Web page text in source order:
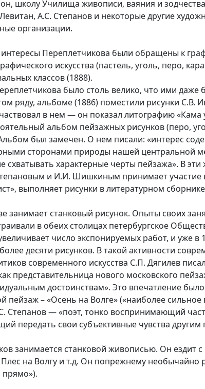
школу Училища живописи, ваяния и
А.С. Степанов и некоторые другие
организации.
Переплетчикова были обращены к
искусства (пастель, уголь, перо,
классов (1888).
было столь велико, что ими даже
ряду, альбоме (1886) поместили рисунки С.В.
в нем — он показал литографию «Кама
альбом пейзажных рисунков (перо,
был замечен. О нем писали: «интерес
сторонами природы нашей центральной
схватывать характерные черты пейзажа». В
и И.И. Шишкиным принимает участие
выполняет рисунки в литературном сборнике
занимает станковый рисунок. Опыты своих
в обеих столицах петербургское
число экспонируемых работ, и уже в
десяти рисунков. В такой активности
современного искусства С.П. Дягилев
представительница нового московского
достоинствам». Это впечатление
– «Осень на Волге» («наиболее
Степанов — «поэт, тонко воспринимающий
передать свои субъективные чувства другим
занимается станковой живописью. Он ездит
на Волгу и т.д. Он попрежнему
прямо»).